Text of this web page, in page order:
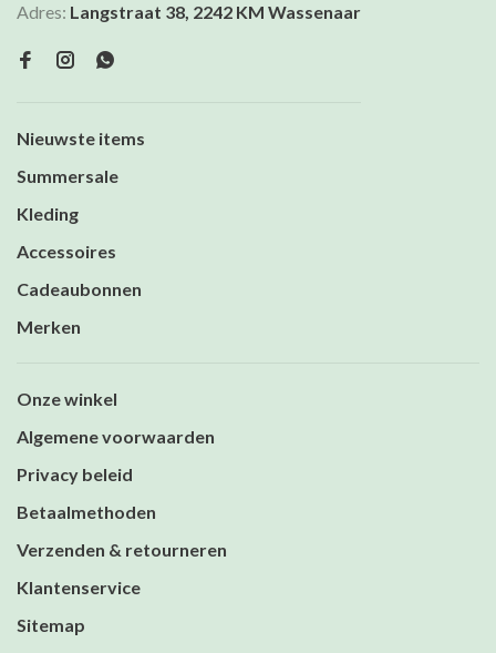
Adres: Langstraat 38, 2242 KM Wassenaar
Nieuwste items
Summersale
Kleding
Accessoires
Cadeaubonnen
Merken
Onze winkel
Algemene voorwaarden
Privacy beleid
Betaalmethoden
Verzenden & retourneren
Klantenservice
Sitemap